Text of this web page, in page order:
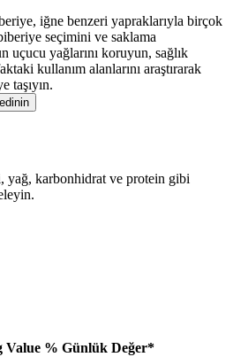
iğne benzeri yapraklarıyla birçok
seçimini ve saklama
uçucu yağlarını koruyun, sağlık
kullanım alanlarını araştırarak
taşıyın.
yağ, karbonhidrat ve protein gibi
Value % Günlük Değer*